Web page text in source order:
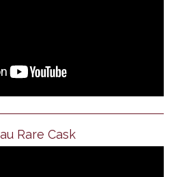
Rare Cask